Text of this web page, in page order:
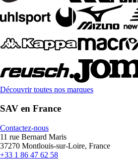
Découvrir toutes nos marques
SAV en France
Contactez-nous
11 rue Bernard Maris
37270 Montlouis-sur-Loire, France
+33 1 86 47 62 58